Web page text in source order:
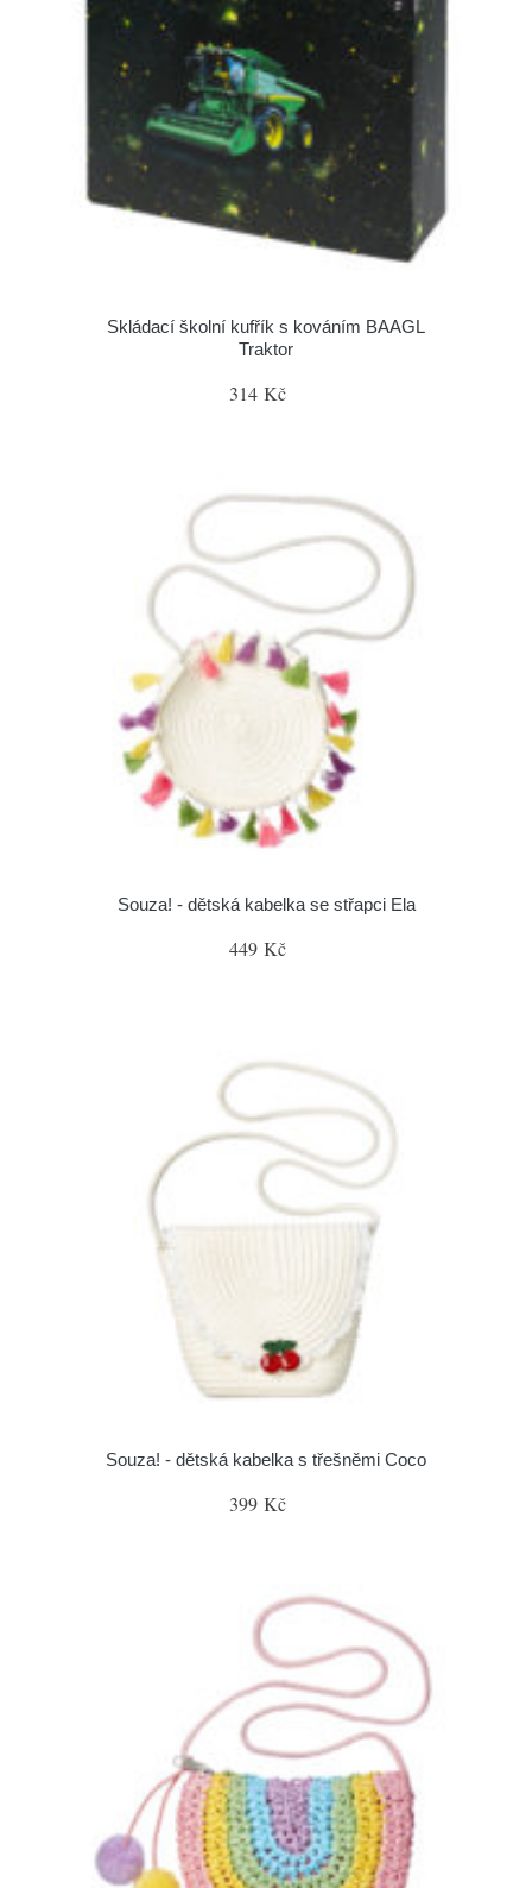
Skládací školní kufřík s kováním BAAGL
Traktor
314 Kč
Souza! - dětská kabelka se střapci Ela
449 Kč
Souza! - dětská kabelka s třešněmi Coco
399 Kč